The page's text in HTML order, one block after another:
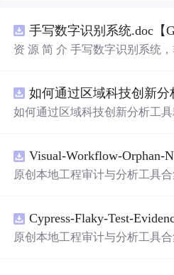
手写数字识别系统.doc【
资 源 简 介 手写数字识别系统
带有直观的图形用户界面（
需要将手写数字输入系统，它
是一个非常方便和实用的工具
如何通过区域科技创新分析工
原创本地工程审计与分析工具
README、运行说明、功能清
权声明。解压后进入project目录
原创本地工程审计与分析工具